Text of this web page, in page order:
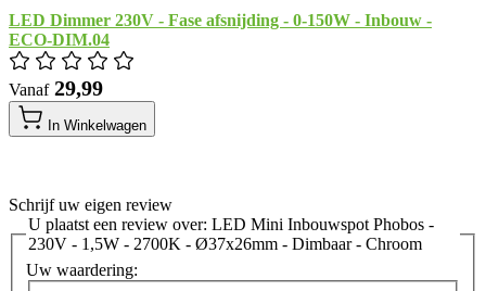
LED Dimmer 230V - Fase afsnijding - 0-150W - Inbouw -
ECO-DIM.04
Vanaf​ 29,99
In Winkelwagen
Schrijf uw eigen review
U plaatst een review over: LED Mini Inbouwspot Phobos -
230V - 1,5W - 2700K - Ø37x26mm - Dimbaar - Chroom
Uw waardering: